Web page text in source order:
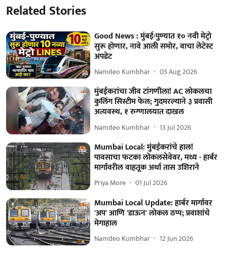
Related Stories
Good News : मुंबई-पुण्यात १० नवी मेट्रो
सुरू होणार, नावे आली समोर, वाचा लेटेस्ट
अपडेट
Namdeo Kumbhar 05 Aug 2026
मुंबईकरांचा जीव टांगणीला! AC लोकलचा
कुलिंग सिस्टीम फेल; गुदमरल्याने ३ प्रवासी
अत्यवस्थ, १ रुग्णालयात दाखल
Namdeo Kumbhar 13 Jul 2026
Mumbai Local: मुंबईकरांचे हाल!
पावसाचा फटका लोकलसेवेवर, मध्य - हार्बर
मार्गावरील वाहतूक अर्धा तास उशिराने
Priya More 01 Jul 2026
Mumbai Local Update: हार्बर मार्गावर
'अप' आणि 'डाऊन' लोकल ठप्प; प्रवाशांचे
मेगाहाल
Namdeo Kumbhar 12 Jun 2026